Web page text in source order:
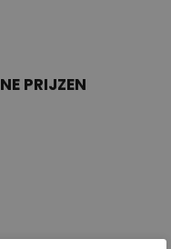
PRIJZEN